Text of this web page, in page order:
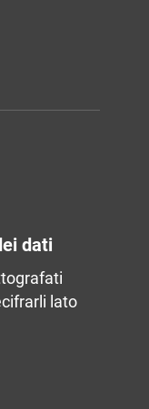
dati
lato